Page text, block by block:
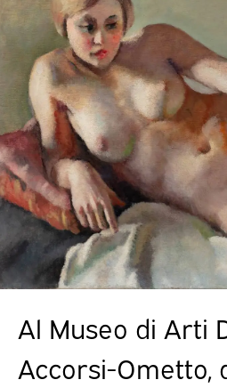
Al Museo di Arti
Accorsi-Ometto,